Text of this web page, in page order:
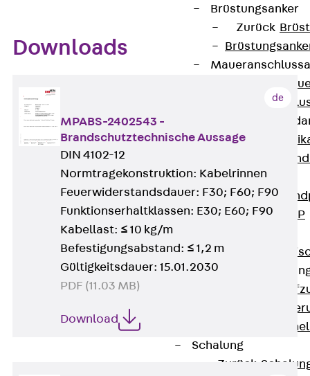
Brüstungsanker
Zurück
Attika-
Zurück
Windposts
Zurück
Windpost JWP
Zurück
Schalung
Zurück
Downloads
de
MPABS-2402543 -
Brandschutztechnische Aussage
DIN 4102-12
Normtragekonstruktion: Kabelrinnen
Feuerwiderstandsdauer: F30; F60; F90
Funktionserhaltklassen: E30; E60; F90
Kabellast: ≤ 10 kg/m
Befestigungsabstand: ≤ 1,2 m
Gültigkeitsdauer: 15.01.2030
PDF (11.03 MB)
Download